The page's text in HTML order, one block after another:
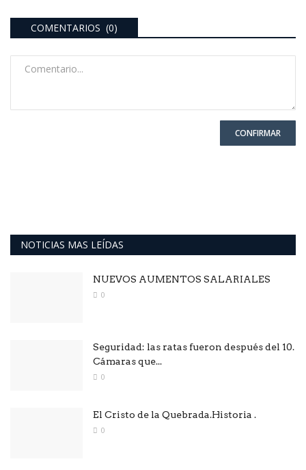
COMENTARIOS (0)
CONFIRMAR
NOTICIAS MAS LEÍDAS
NUEVOS AUMENTOS SALARIALES
0
Seguridad: las ratas fueron después del 10.
Cámaras que...
0
El Cristo de la Quebrada.Historia .
0